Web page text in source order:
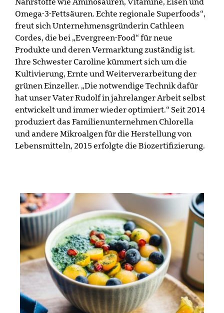
Nährstoffe wie Aminosäuren, Vitamine, Eisen und
Omega-3-Fettsäuren. Echte regionale Superfoods“,
freut sich Unternehmensgründerin Cathleen
Cordes, die bei „Evergreen-Food“ für neue
Produkte und deren Vermarktung zuständig ist.
Ihre Schwester Caroline kümmert sich um die
Kultivierung, Ernte und Weiterverarbeitung der
grünen Einzeller. „Die notwendige Technik dafür
hat unser Vater Rudolf in jahrelanger Arbeit selbst
entwickelt und immer wieder optimiert.“ Seit 2014
produziert das Familienunternehmen Chlorella
und andere Mikroalgen für die Herstellung von
Lebensmitteln, 2015 erfolgte die Biozertifizierung.